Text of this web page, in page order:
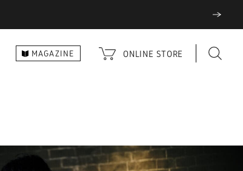
MAGAZINE ONLINE STORE